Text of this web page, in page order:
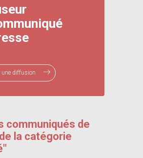
une diffusion
communiqués de
la catégorie